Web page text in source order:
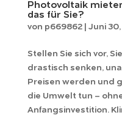
Photovoltaik
das für Sie?
von p669862| Juni
Stellen Sie sich vor,
drastisch senken,
Preisen werden und
die Umwelt tun –
Anfangsinvestition.